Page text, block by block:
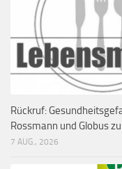
Rückruf:
Rossmann und Globus
7 AUG., 2026